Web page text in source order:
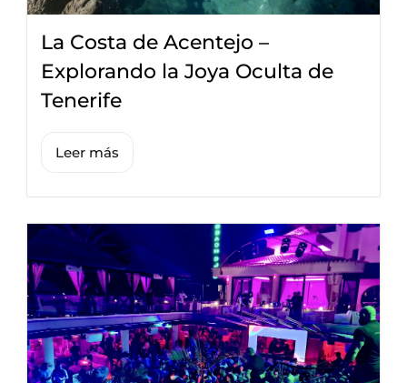
La Costa de Acentejo –
Explorando la Joya Oculta de
Tenerife
Leer más